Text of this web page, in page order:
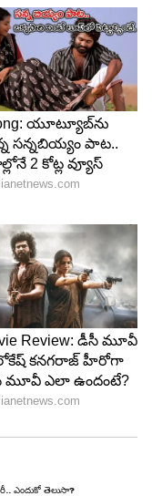
ఎందుకో తెలుసా?